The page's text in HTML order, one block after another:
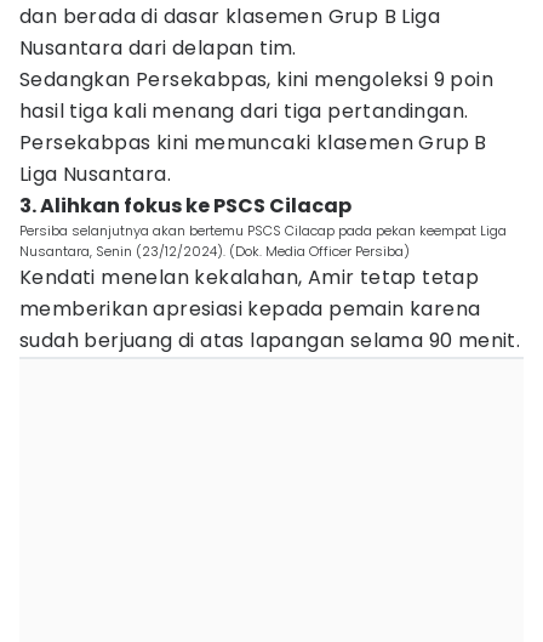
dan berada di dasar klasemen Grup B Liga
Nusantara dari delapan tim.
Sedangkan Persekabpas, kini mengoleksi 9 poin
hasil tiga kali menang dari tiga pertandingan.
Persekabpas kini memuncaki klasemen Grup B
Liga Nusantara.
3. Alihkan fokus ke PSCS Cilacap
Persiba selanjutnya akan bertemu PSCS Cilacap pada pekan keempat Liga
Nusantara, Senin (23/12/2024). (Dok. Media Officer Persiba)
Kendati menelan kekalahan, Amir tetap tetap
memberikan apresiasi kepada pemain karena
sudah berjuang di atas lapangan selama 90 menit.